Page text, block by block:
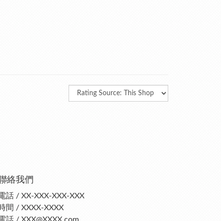
絡我們
話 / XX-XXX-XXX-XXX
間 / XXXX-XXXX